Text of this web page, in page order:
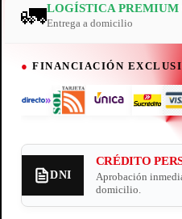
🚛LOGÍSTICA PREMIUM
Entrega a domicilio
● FINANCIACIÓN
DNI
CRÉDITO
Aprobación
domicilio.